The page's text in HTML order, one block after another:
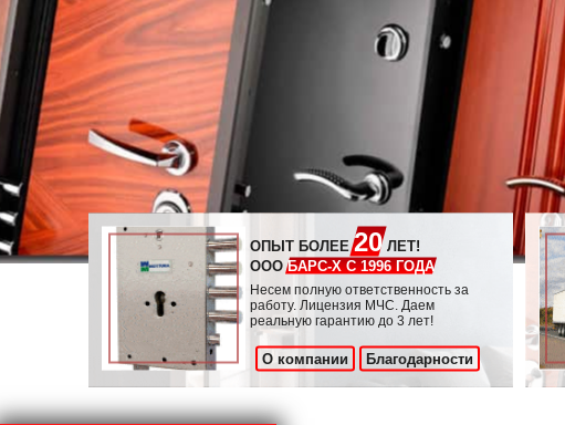
ОПЫТ БОЛЕЕ20ЛЕТ!
ОООБАРС-Х С 1996 ГОДА
Несем полную ответственность за
работу. Лицензия МЧС. Даем
реальную гарантию до 3 лет!
О компании Благодарности